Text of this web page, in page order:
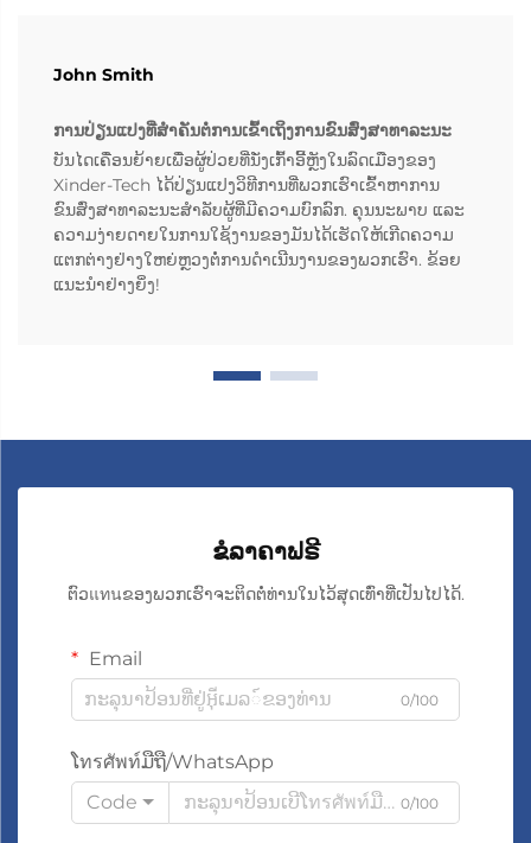
John Smith
ການປ່ຽນແປງທີ່ສຳຄັນຕໍ່ການເຂົ້າເຖິງການຂົນສົ່ງສາທາລະນະ
ບັນໄດເຄື່ອນຍ້າຍເພື່ອຜູ້ປ່ວຍທີ່ນັ່ງເກົ້າອີ້ຫຼັງໃນລົດເມືອງຂອງ
Xinder-Tech ໄດ້ປ່ຽນແປງວິທີການທີ່ພວກເຮົາເຂົ້າຫາການ
ຂົນສົ່ງສາທາລະນະສຳລັບຜູ້ທີ່ມີຄວາມບົກລົກ. ຄຸນນະພາບ ແລະ
ຄວາມງ່າຍດາຍໃນການໃຊ້ງານຂອງມັນໄດ້ເຮັດໃຫ້ເກີດຄວາມ
ແຕກຕ່າງຢ່າງໃຫຍ່ຫຼວງຕໍ່ການດຳເນີນງານຂອງພວກເຮົາ. ຂ້ອຍ
ແນະນຳຢ່າງຍິ່ງ!
ຂໍລາຄາຟຣີ
ຕົວแทนຂອງພວກເຮົາຈະຕິດຕໍ່ທ່ານໃນໄວ້ສຸດເທົ່າທີ່ເປັນໄປໄດ້.
Email
0/100
ໂทรศัพท์ມືຖື/WhatsApp
Code
0/100